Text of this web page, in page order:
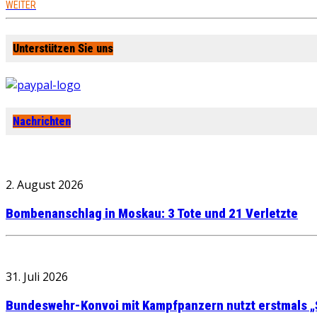
WEITER
Unterstützen Sie uns
Nachrichten
2. August 2026
Bombenanschlag in Moskau: 3 Tote und 21 Verletzte
31. Juli 2026
Bundeswehr-Konvoi mit Kampfpanzern nutzt erstmals